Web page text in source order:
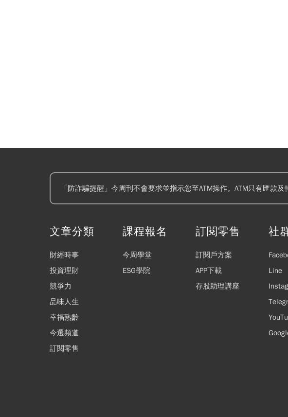
「防詐騙提醒」今周刊不會要求並指示您至ATM操作。ATM只有匯款
文章分類
財經時事
投資理財
競爭力
品味人生
幸福熟齡
今選頻道
訂閱零售
課程報名
今周學堂
ESG學院
訂閱零售
訂閱戶方案
APP下載
存股助理講座
社
Line